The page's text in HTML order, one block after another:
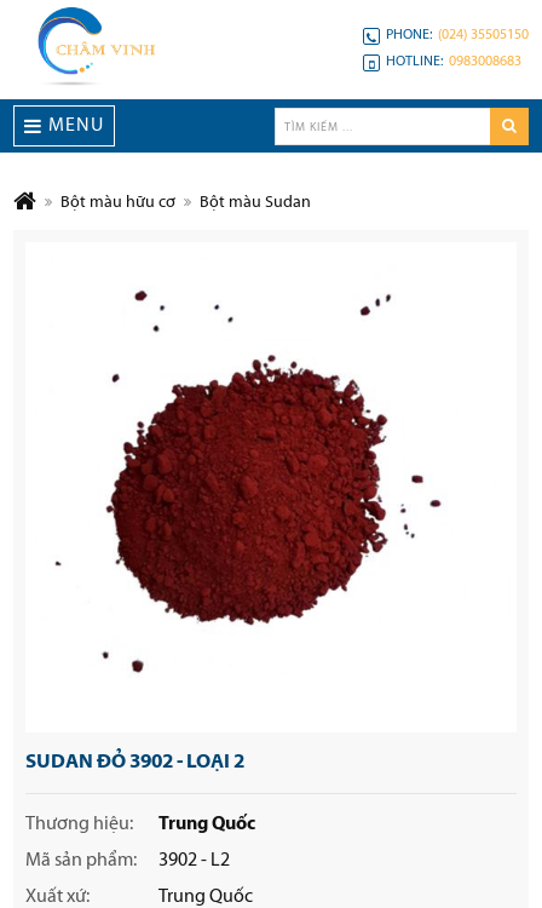
PHONE: (024) 35505150
HOTLINE: 0983008683
MENU
Bột màu hữu cơ Bột màu Sudan
SUDAN ĐỎ 3902 - LOẠI 2
Thương hiệu:
Trung Quốc
Mã sản phẩm:
3902 - L2
Xuất xứ:
Trung Quốc